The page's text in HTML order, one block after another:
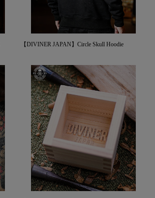
【DIVINER JAPAN】Circle Skull Hoodie